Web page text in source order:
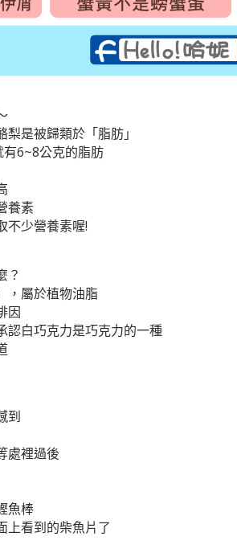
是被歸類於「脂肪」
6~8公克的脂肪
養素
不少營養素喔!
？
，屬於植物油脂
因
認白巧克力是巧克力的一種
到
處裡過後
魚棒
上看到的柴魚片了